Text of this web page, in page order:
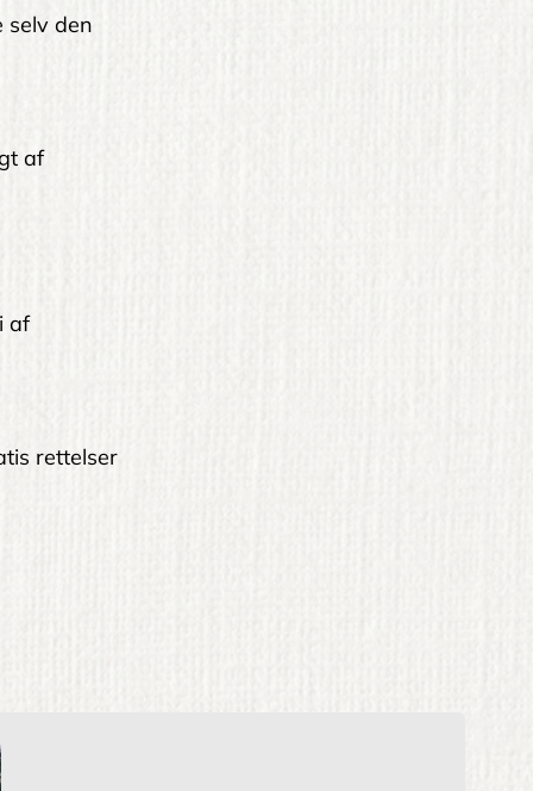
selv den
af
af
rettelser